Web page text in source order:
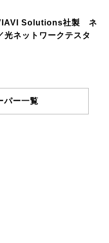
VIAVI Solutions社製 ネ
ネットワークテスタ
パー一覧